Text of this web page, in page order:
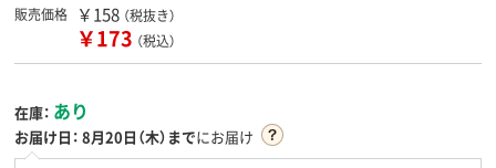
販売価格 ￥158 （税抜き）
￥173 （税込）
在庫： あり
お届け日： 8月20日（木）までにお届け